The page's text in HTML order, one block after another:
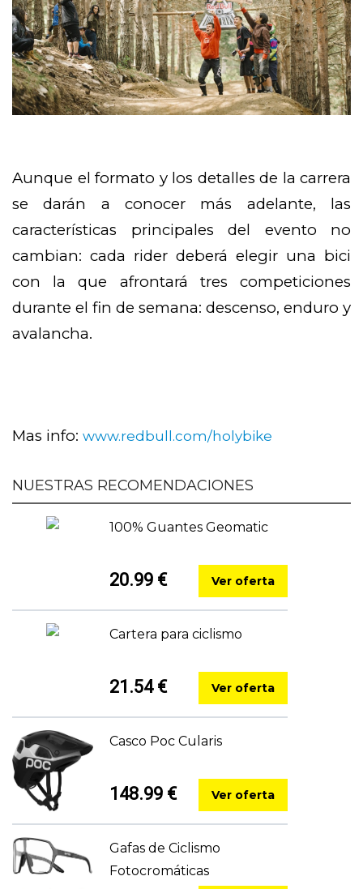
Aunque el formato y los detalles de la carrera
se darán a conocer más adelante, las
características principales del evento no
cambian: cada rider deberá elegir una bici
con la que afrontará tres competiciones
durante el fin de semana: descenso, enduro y
avalancha.
Mas info: www.redbull.com/holybike
NUESTRAS RECOMENDACIONES
100% Guantes Geomatic
20.99 € Ver oferta
Cartera para ciclismo
21.54 € Ver oferta
Casco Poc Cularis
148.99 € Ver oferta
Gafas de Ciclismo
Fotocromáticas